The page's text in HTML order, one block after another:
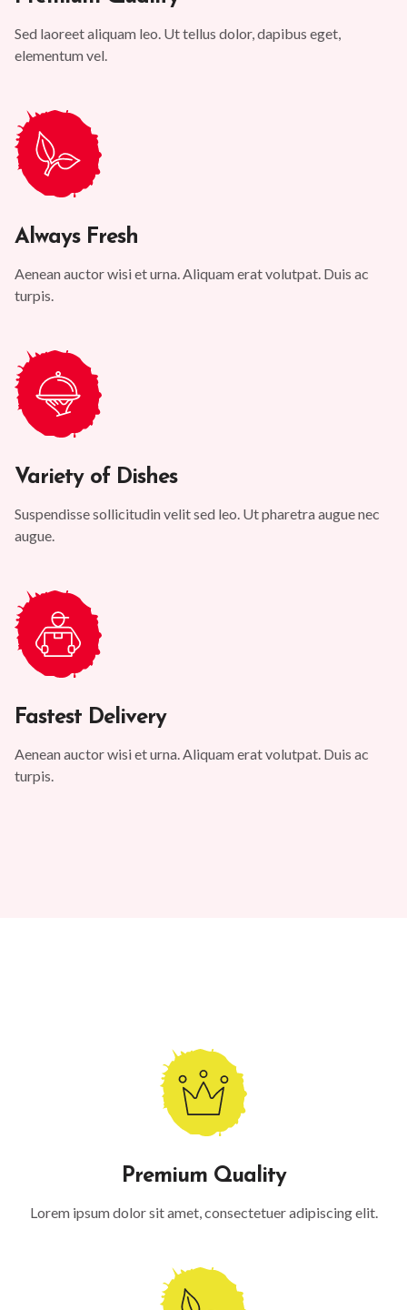
Sed laoreet aliquam leo. Ut tellus dolor, dapibus eget,
elementum vel.
Always Fresh
Aenean auctor wisi et urna. Aliquam erat volutpat. Duis ac
turpis.
Variety of Dishes
Suspendisse sollicitudin velit sed leo. Ut pharetra augue nec
augue.
Fastest Delivery
Aenean auctor wisi et urna. Aliquam erat volutpat. Duis ac
turpis.
Premium Quality
Lorem ipsum dolor sit amet, consectetuer adipiscing elit.